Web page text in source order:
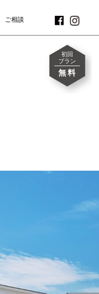
ご相談
CONTACT
初回
プラン
無料